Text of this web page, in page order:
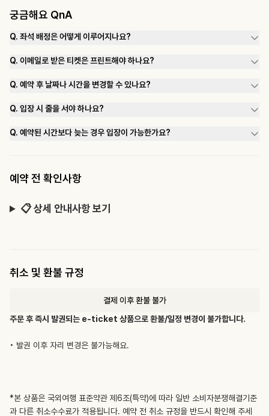
궁금해요 QnA
Q. 좌석 배정은 어떻게 이루어지나요?
배정돼요. 발권 후에는 환불이나 변경이 어려운 점 미리 참고해 주세요.
Q. 이메일로 받은 티켓은 프린트해야 하나요?
코드 인식이 불가능하니 반드시 어플 내 티켓 화면을 열어서 제시해 주세요.
(*상단 [티켓 이용방법 (안드로이드/아이폰] 섹션 참고)
Q. 예약 후 날짜나 시간을 변경할 수 있나요?
신중하게 예약해 주세요.
Q. 입장 시 줄을 서야 하나요?
검색 줄이 있을 수 있으니 여유 있게 도착해 주시는 게 좋아요.
Q. 예약된 시간보다 늦는 경우 입장이 가능한가요?
예약 전 확인사항
📋 상세 안내사항 보기
취소 및 환불 규정
결제 이후 환불 불가
주문 후 즉시 발권되는 e-ticket 상품으로 환불/일정 변경이 불가합니다.
• 발권 이후 자리 변경은 불가능해요.
*본 상품은 국외여행 표준약관 제6조(특약)에 따라 일반 소비자분쟁해결기준
과 다른 취소수수료가 적용됩니다. 예약 전 취소 규정을 반드시 확인해 주세